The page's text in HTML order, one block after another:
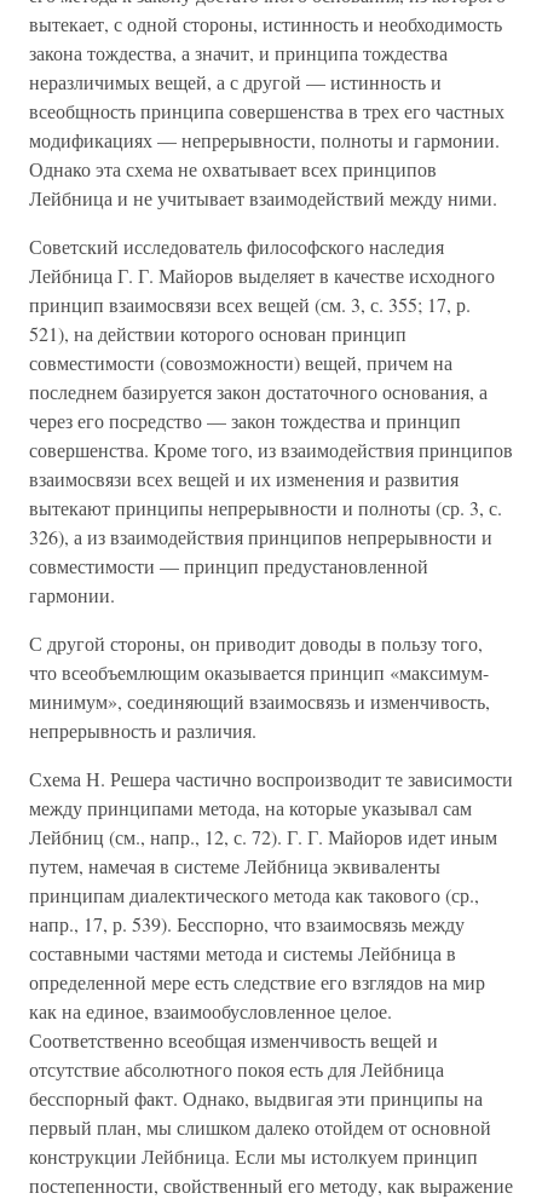
вытекает, с одной стороны, истинность и необходимость
закона тождества, а значит, и принципа тождества
неразличимых вещей, а с другой — истинность и
всеобщность принципа совершенства в трех его частных
модификациях — непрерывности, полноты и гармонии.
Однако эта схема не охватывает всех принципов
Лейбница и не учитывает взаимодействий между ними.
Советский исследователь философского наследия
Лейбница Г. Г. Майоров выделяет в качестве исходного
принцип взаимосвязи всех вещей (см. 3, с. 355; 17, р.
521), на действии которого основан принцип
совместимости (совозможности) вещей, причем на
последнем базируется закон достаточного основания, а
через его посредство — закон тождества и принцип
совершенства. Кроме того, из взаимодействия принципов
взаимосвязи всех вещей и их изменения и развития
вытекают принципы непрерывности и полноты (ср. 3, с.
326), а из взаимодействия принципов непрерывности и
совместимости — принцип предустановленной
гармонии.
С другой стороны, он приводит доводы в пользу того,
что всеобъемлющим оказывается принцип «максимум-
минимум», соединяющий взаимосвязь и изменчивость,
непрерывность и различия.
Схема Н. Решера частично воспроизводит те зависимости
между принципами метода, на которые указывал сам
Лейбниц (см., напр., 12, с. 72). Г. Г. Майоров идет иным
путем, намечая в системе Лейбница эквиваленты
принципам диалектического метода как такового (ср.,
напр., 17, р. 539). Бесспорно, что взаимосвязь между
составными частями метода и системы Лейбница в
определенной мере есть следствие его взглядов на мир
как на единое, взаимообусловленное целое.
Соответственно всеобщая изменчивость вещей и
отсутствие абсолютного покоя есть для Лейбница
бесспорный факт. Однако, выдвигая эти принципы на
первый план, мы слишком далеко отойдем от основной
конструкции Лейбница. Если мы истолкуем принцип
постепенности, свойственный его методу, как выражение